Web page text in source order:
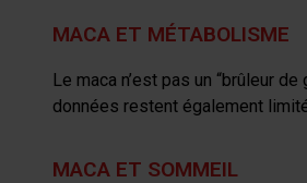
MACA ET MÉTABOLISME
Le maca n’est pas un “brûleur de
données restent également
MACA ET SOMMEIL